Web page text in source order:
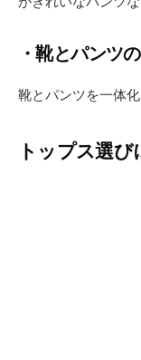
・靴とパンツ
靴とパンツを一体
トップス選